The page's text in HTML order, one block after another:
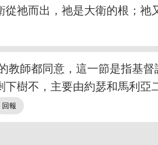
祂而出，祂是大衛的根；祂
師都同意，這一節是指基督
樹不，主要由約瑟和馬利亞